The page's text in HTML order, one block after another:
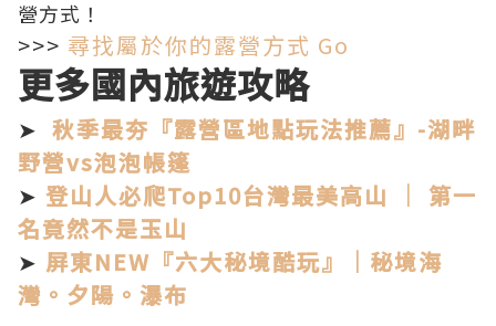
營方式！
>>> 尋找屬於你的露營方式 Go
更多國內旅遊攻略
➤ 秋季最夯『露營區地點玩法推薦』-湖畔
野營vs泡泡帳篷
➤ 登山人必爬Top10台灣最美高山 │ 第一
名竟然不是玉山
➤ 屏東NEW『六大秘境酷玩』｜秘境海
灣。夕陽。瀑布